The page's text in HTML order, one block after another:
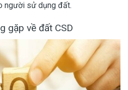
người sử dụng đất.
gặp về đất CSD